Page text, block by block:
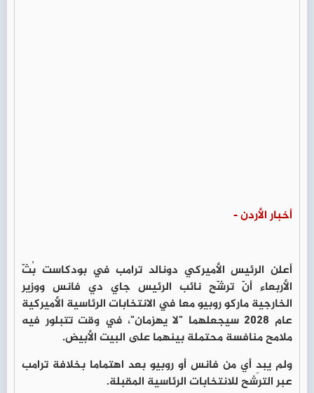
أخبار الأردن -
أعلن الرئيس الأميركي دونالد ترامب في بودكاست بُثّ
الأربعاء أنّ ترشّح نائب الرئيس جاي دي فانس ووزير
الخارجية ماركو روبيو معا في الانتخابات الرئاسية الأميركية
عام 2028 سيجعلهما "لا يهزمان"، في وقت تتبلور فيه
ملامح منافسة محتملة بينهما على البيت الأبيض.
ولم يبدِ أي من فانس أو روبيو بعد اهتماما بخلافة ترامب
عبر الترشح للانتخابات الرئاسية المقبلة.